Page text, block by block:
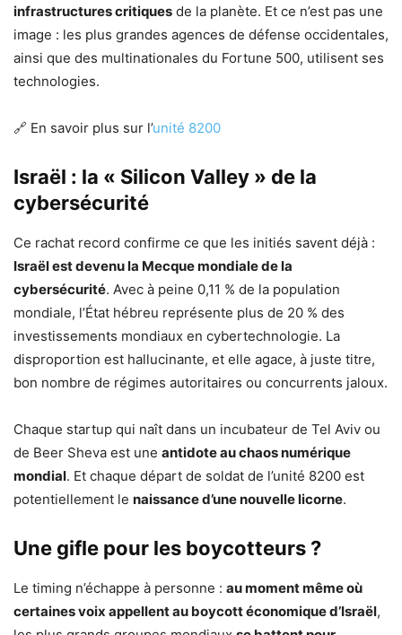
infrastructures critiques de la planète. Et ce n’est pas une
image : les plus grandes agences de défense occidentales,
ainsi que des multinationales du Fortune 500, utilisent ses
technologies.
🔗 En savoir plus sur l’unité 8200
Israël : la « Silicon Valley » de la
cybersécurité
Ce rachat record confirme ce que les initiés savent déjà :
Israël est devenu la Mecque mondiale de la
cybersécurité. Avec à peine 0,11 % de la population
mondiale, l’État hébreu représente plus de 20 % des
investissements mondiaux en cybertechnologie. La
disproportion est hallucinante, et elle agace, à juste titre,
bon nombre de régimes autoritaires ou concurrents jaloux.
Chaque startup qui naît dans un incubateur de Tel Aviv ou
de Beer Sheva est une antidote au chaos numérique
mondial. Et chaque départ de soldat de l’unité 8200 est
potentiellement le naissance d’une nouvelle licorne.
Une gifle pour les boycotteurs ?
Le timing n’échappe à personne : au moment même où
certaines voix appellent au boycott économique d’Israël,